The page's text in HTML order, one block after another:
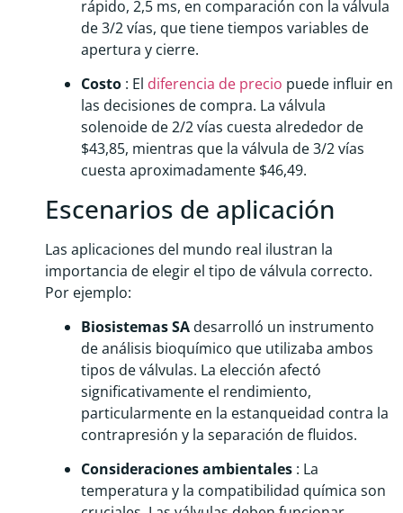
rápido, 2,5 ms, en comparación con la válvula
de 3/2 vías, que tiene tiempos variables de
apertura y cierre.
Costo : El diferencia de precio puede influir en
las decisiones de compra. La válvula
solenoide de 2/2 vías cuesta alrededor de
$43,85, mientras que la válvula de 3/2 vías
cuesta aproximadamente $46,49.
Escenarios de aplicación
Las aplicaciones del mundo real ilustran la
importancia de elegir el tipo de válvula correcto.
Por ejemplo:
Biosistemas SA desarrolló un instrumento
de análisis bioquímico que utilizaba ambos
tipos de válvulas. La elección afectó
significativamente el rendimiento,
particularmente en la estanqueidad contra la
contrapresión y la separación de fluidos.
Consideraciones ambientales : La
temperatura y la compatibilidad química son